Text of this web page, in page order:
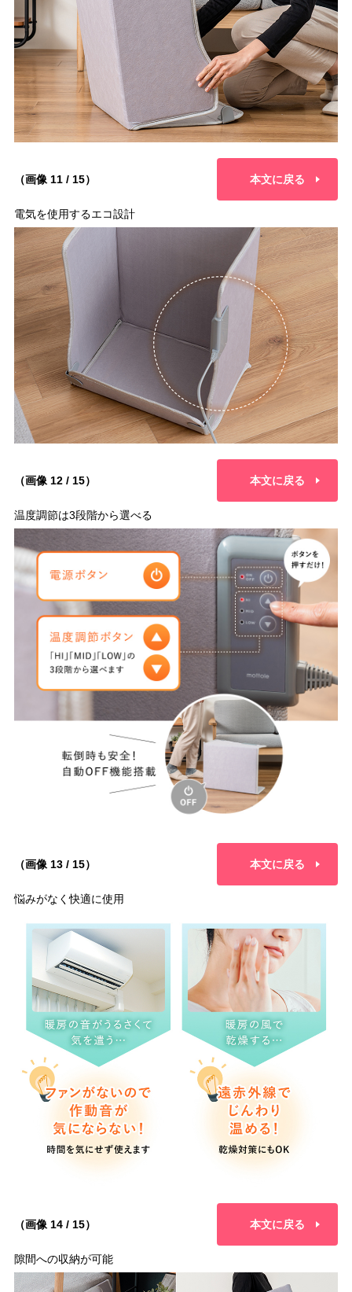
（画像 11 / 15） 本文に戻る
電気を使用するエコ設計
（画像 12 / 15） 本文に戻る
温度調節は3段階から選べる
（画像 13 / 15） 本文に戻る
悩みがなく快適に使用
（画像 14 / 15） 本文に戻る
隙間への収納が可能